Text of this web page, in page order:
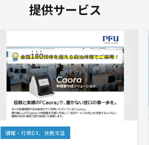
提供サービス
情報・行政DX、住民生活